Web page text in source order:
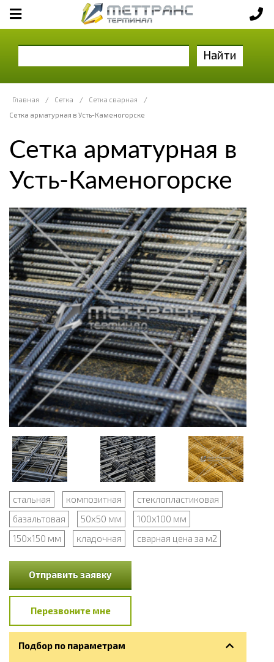
Найти
Главная / Сетка / Сетка сварная
/
Сетка арматурная в Усть-Каменогорске
Сетка арматурная в
Усть-Каменогорске
стальная композитная
стеклопластиковая
базальтовая
50x50 мм
100x100 мм
150x150 мм
кладочная сварная цена за м2
Отправить заявку
Перезвоните мне
Подбор по параметрам